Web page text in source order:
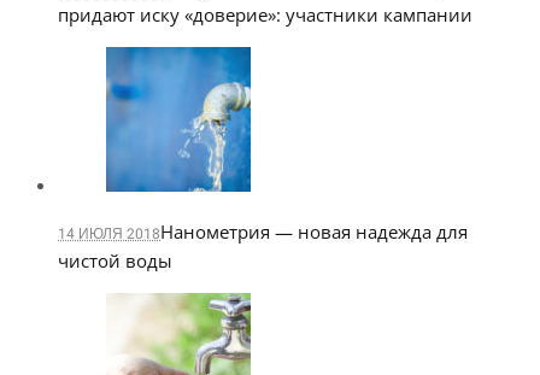
придают иску «доверие»: участники кампании
14 ИЮЛЯ 2018Нанометрия — новая надежда для
чистой воды